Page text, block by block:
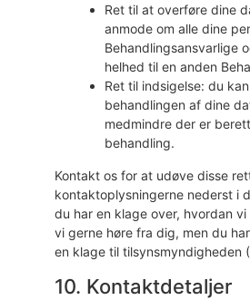
Ret til at overføre dine
anmode om alle dine
Behandlingsansvarlige
helhed til en anden
Ret til indsigelse: du
behandlingen af ​​dine
medmindre der er
behandling.
Kontakt os for at udøve disse
kontaktoplysningerne nederst i
du har en klage over, hvordan
vi gerne høre fra dig, men du
en klage til tilsynsmyndigheden
10. Kontaktdetaljer